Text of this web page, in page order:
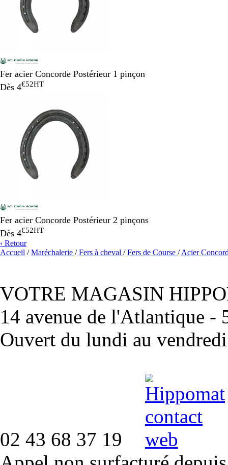
Fer acier Concorde Postérieur 1 pinçon
Dès 4€52HT
Fer acier Concorde Postérieur 2 pinçons
Dès 4€52HT
‹ Retour
Accueil /Maréchalerie /Fers à cheval /Fers de Course /Acier
VOTRE MAGASIN
14 avenue de l'Atlantique -
Ouvert du lundi au
02 43 68 37 19